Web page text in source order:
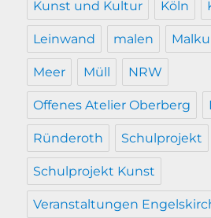
Kunst und Kultur Köln
Leinwand malen
Meer Müll NRW
Offenes Atelier Oberberg
Ründeroth Schulprojekt
Schulprojekt Kunst
Veranstaltungen